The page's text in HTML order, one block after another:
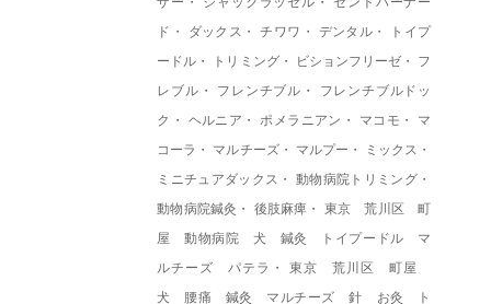
ド ・ ダックス ・チワワ ・ デンタル ・
トイプ
ードル ・ トリミング・ ビションフリーゼ ・ フ
レブル ・ フレンチブル ・
フレンチブルドッ
ク ・ ヘルニア ・ポメラニアン ・ マコモ ・ マ
コーラ ・ マルチーズ・ マルプー ・ ミックス ・
ミニチュアダックス ・ 動物病院トリミング ・
動物病院鍼灸 ・ 後肢麻痺 ・ 東京 荒川区 町
屋 動物病院 犬 鍼灸 トイプードル マ
ルチーズ パテラ ・東京 荒川区 町屋
犬 腰痛 鍼灸 マルチーズ 針 お灸 ト